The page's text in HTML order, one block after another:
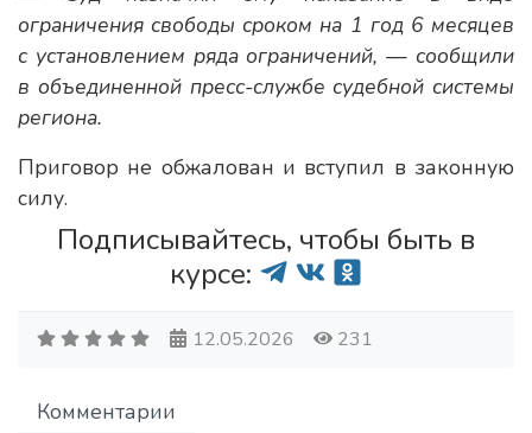
ограничения свободы сроком на 1 год 6 месяцев
с установлением ряда ограничений, — сообщили
в объединенной пресс-службе судебной системы
региона.
Приговор не обжалован и вступил в законную
силу.
Подписывайтесь, чтобы быть в
курсе:
12.05.2026 231
Комментарии